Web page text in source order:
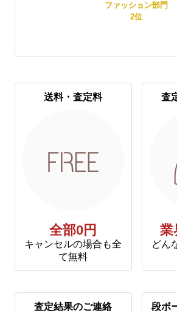
ファッション部門
2位
送料・査定料
全部0円
キャンセルの場合も全
て無料
査
業
どん
査定結果のご連絡 段ボ